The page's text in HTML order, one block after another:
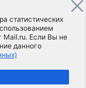
статистических
Mail.ru. Если Вы не
данного
соглашение